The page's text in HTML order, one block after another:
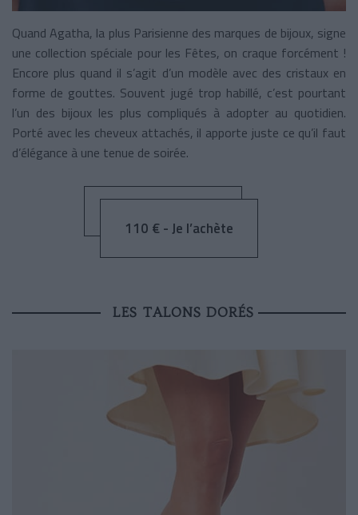
Quand Agatha, la plus Parisienne des marques de bijoux, signe
une collection spéciale pour les Fêtes, on craque forcément !
Encore plus quand il s’agit d’un modèle avec des cristaux en
forme de gouttes. Souvent jugé trop habillé, c’est pourtant
l’un des bijoux les plus compliqués à adopter au quotidien.
Porté avec les cheveux attachés, il apporte juste ce qu’il faut
d’élégance à une tenue de soirée.
110 € - Je l’achète
LES TALONS DORÉS